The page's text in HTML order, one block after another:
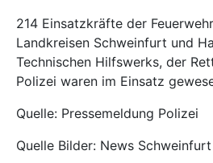
214 Einsatzkräfte der
Landkreisen Schweinfurt und
Technischen Hilfswerks, der
Polizei waren im Einsatz
Quelle: Pressemeldung Polizei
Quelle Bilder: News